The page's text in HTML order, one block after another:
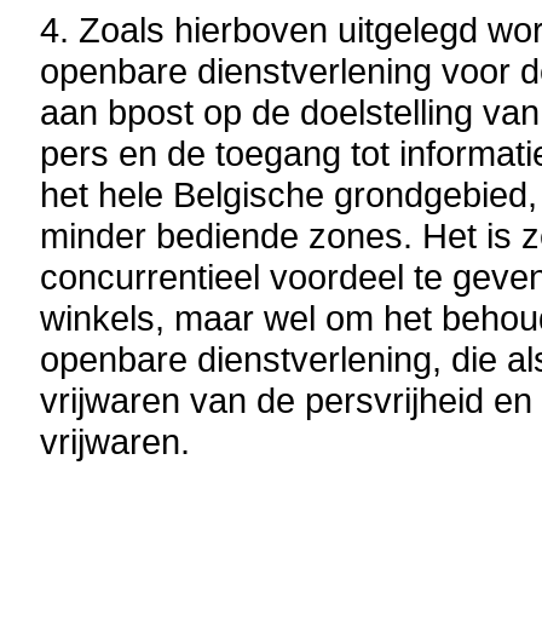
4. Zoals hierboven uitgelegd
openbare dienstverlening voor
aan bpost op de doelstelling
pers en de toegang tot
het hele Belgische
minder bediende zones. Het is
concurrentieel voordeel te
winkels, maar wel om het
openbare dienstverlening, die
vrijwaren van de persvrijheid
vrijwaren.